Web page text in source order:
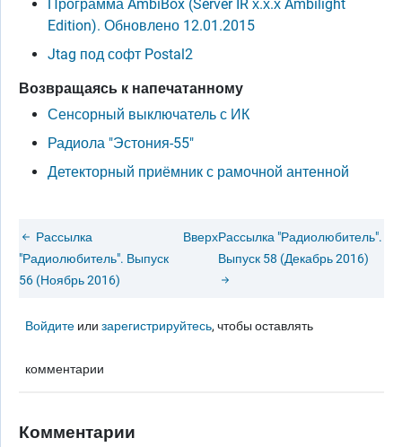
Программа AmbiBox (Server IR х.х.х Ambilight
Edition). Обновлено 12.01.2015
Jtag под софт Postal2
Возвращаясь к напечатанному
Сенсорный выключатель с ИК
Радиола "Эстония-55"
Детекторный приёмник с рамочной антенной
Рассылка
"Радиолюбитель". Выпуск
56 (Ноябрь 2016)
ВверхРассылка "Радиолюбитель".
Выпуск 58 (Декабрь 2016)
Войдите илизарегистрируйтесь, чтобы оставлять
комментарии
Комментарии